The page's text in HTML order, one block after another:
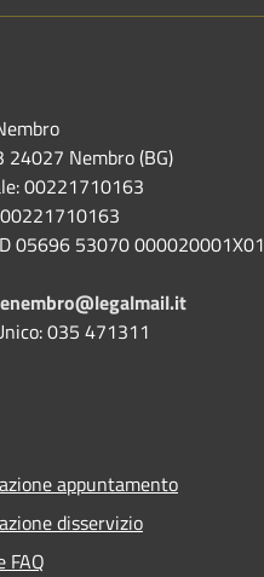
24027 Nembro (BG)
00221710163
05696 53070 000020001X01
035 471311
appuntamento
disservizio
FAQ